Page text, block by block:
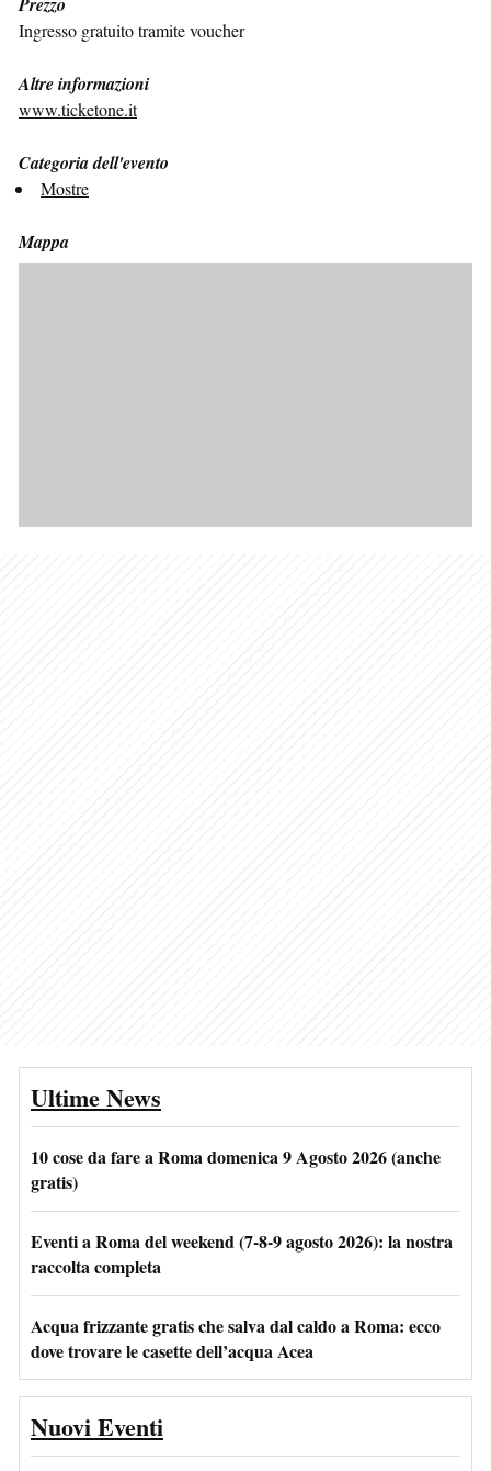
Ingresso gratuito tramite voucher
Altre informazioni
www.ticketone.it
Categoria dell'evento
Mostre
Mappa
Ultime News
10 cose da fare a Roma domenica 9 Agosto 2026 (anche
gratis)
Eventi a Roma del weekend (7-8-9 agosto 2026): la nostra
raccolta completa
Acqua frizzante gratis che salva dal caldo a Roma: ecco
dove trovare le casette dell’acqua Acea
Nuovi Eventi